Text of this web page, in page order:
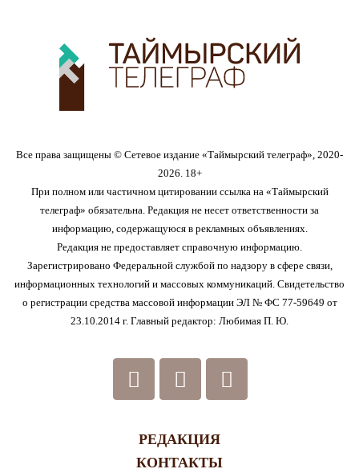
Все права защищены © Сетевое издание «Таймырский телеграф», 2020-
2026. 18+
При полном или частичном цитировании ссылка на «Таймырский
телеграф» обязательна. Редакция не несет ответственности за
информацию, содержащуюся в рекламных объявлениях.
Редакция не предоставляет справочную информацию.
Зарегистрировано Федеральной службой по надзору в сфере связи,
информационных технологий и массовых коммуникаций. Свидетельство
о регистрации средства массовой информации ЭЛ № ФС 77-59649 от
23.10.2014 г. Главный редактор: Любимая П. Ю.
РЕДАКЦИЯ
КОНТАКТЫ